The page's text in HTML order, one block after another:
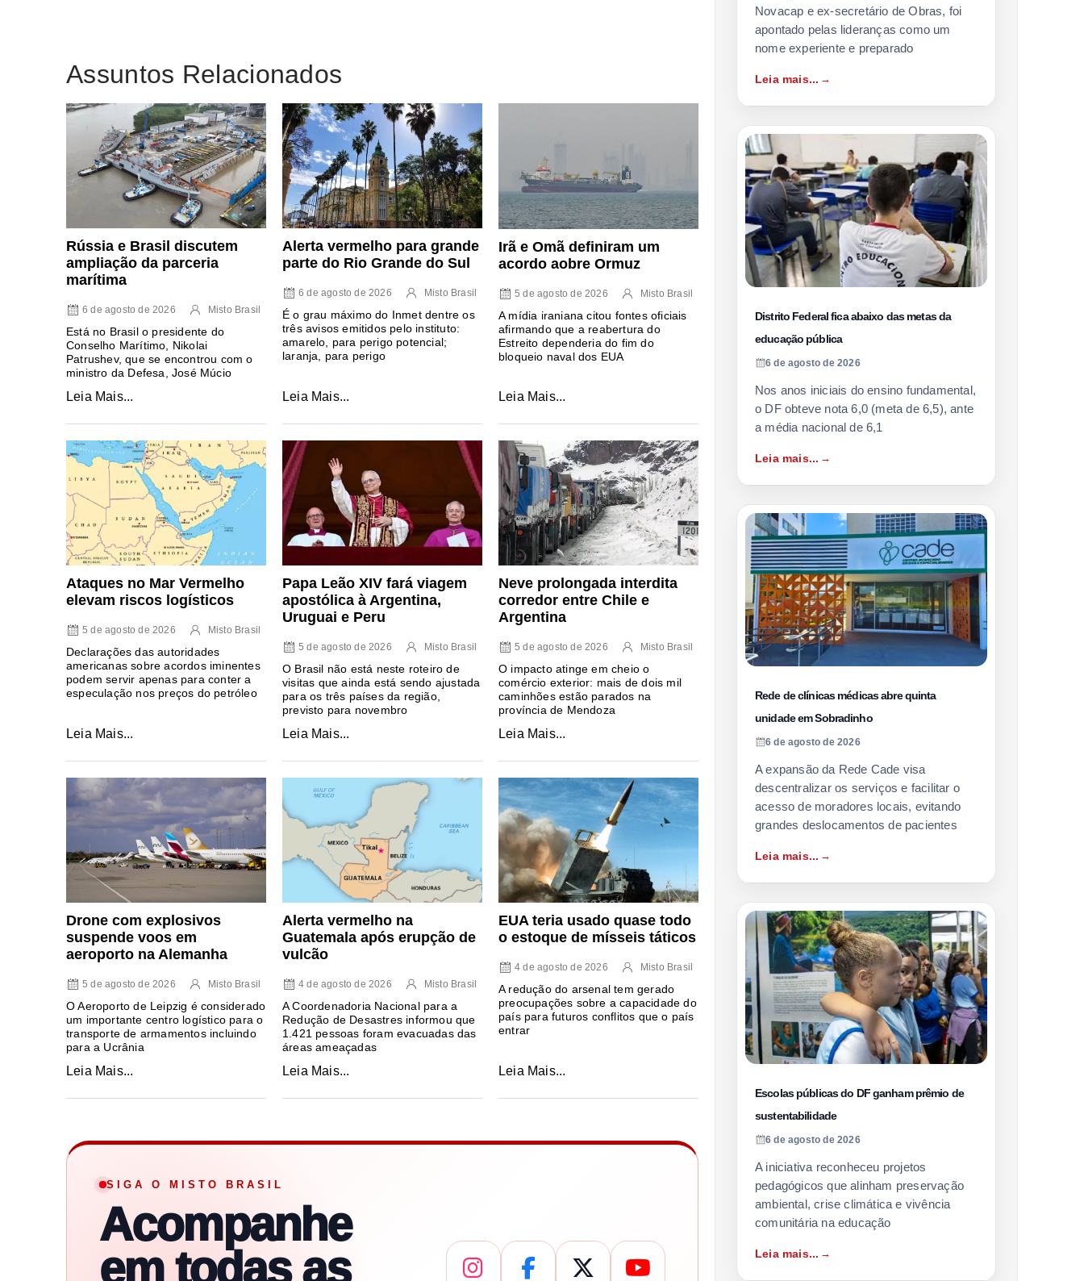
Assuntos Relacionados
Rússia e Brasil discutem
ampliação da parceria
marítima
6 de agosto de 2026 Misto Brasil
Está no Brasil o presidente do
Conselho Marítimo, Nikolai
Patrushev, que se encontrou com o
ministro da Defesa, José Múcio
Leia Mais...
Alerta vermelho para grande
parte do Rio Grande do Sul
6 de agosto de 2026 Misto Brasil
É o grau máximo do Inmet dentre os
três avisos emitidos pelo instituto:
amarelo, para perigo potencial;
laranja, para perigo
Leia Mais...
Irã e Omã definiram um
acordo aobre Ormuz
5 de agosto de 2026 Misto Brasil
A mídia iraniana citou fontes oficiais
afirmando que a reabertura do
Estreito dependeria do fim do
bloqueio naval dos EUA
Leia Mais...
Ataques no Mar Vermelho
elevam riscos logísticos
5 de agosto de 2026 Misto Brasil
Declarações das autoridades
americanas sobre acordos iminentes
podem servir apenas para conter a
especulação nos preços do petróleo
Leia Mais...
Papa Leão XIV fará viagem
apostólica à Argentina,
Uruguai e Peru
5 de agosto de 2026 Misto Brasil
O Brasil não está neste roteiro de
visitas que ainda está sendo ajustada
para os três países da região,
previsto para novembro
Leia Mais...
Neve prolongada interdita
corredor entre Chile e
Argentina
5 de agosto de 2026 Misto Brasil
O impacto atinge em cheio o
comércio exterior: mais de dois mil
caminhões estão parados na
província de Mendoza
Leia Mais...
Drone com explosivos
suspende voos em
aeroporto na Alemanha
5 de agosto de 2026 Misto Brasil
O Aeroporto de Leipzig é considerado
um importante centro logístico para o
transporte de armamentos incluindo
para a Ucrânia
Leia Mais...
Alerta vermelho na
Guatemala após erupção de
vulcão
4 de agosto de 2026 Misto Brasil
A Coordenadoria Nacional para a
Redução de Desastres informou que
1.421 pessoas foram evacuadas das
áreas ameaçadas
Leia Mais...
EUA teria usado quase todo
o estoque de mísseis táticos
4 de agosto de 2026 Misto Brasil
A redução do arsenal tem gerado
preocupações sobre a capacidade do
país para futuros conflitos que o país
entrar
Leia Mais...
SIGA O MISTO BRASIL
Acompanhe
em todas as
Novacap e ex-secretário de Obras, foi
apontado pelas lideranças como um
nome experiente e preparado
Leia mais...
Distrito Federal fica abaixo das metas da
educação pública
6 de agosto de 2026
Nos anos iniciais do ensino fundamental,
o DF obteve nota 6,0 (meta de 6,5), ante
a média nacional de 6,1
Leia mais...
Rede de clínicas médicas abre quinta
unidade em Sobradinho
6 de agosto de 2026
A expansão da Rede Cade visa
descentralizar os serviços e facilitar o
acesso de moradores locais, evitando
grandes deslocamentos de pacientes
Leia mais...
Escolas públicas do DF ganham prêmio de
sustentabilidade
6 de agosto de 2026
A iniciativa reconheceu projetos
pedagógicos que alinham preservação
ambiental, crise climática e vivência
comunitária na educação
Leia mais...